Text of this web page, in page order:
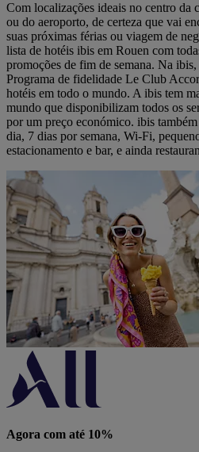
Com localizações ideais no centro da
ou do aeroporto, de certeza que vai
suas próximas férias ou viagem de
lista de hotéis ibis em Rouen com
promoções de fim de semana. Na
Programa de fidelidade Le Club
hotéis em todo o mundo. A ibis tem
mundo que disponibilizam todos os
por um preço económico. ibis
dia, 7 dias por semana, Wi-Fi,
estacionamento e bar, e ainda
Agora com até 10%